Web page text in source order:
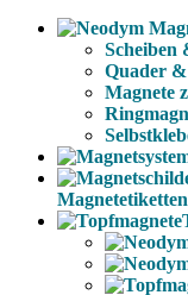
Scheiben
Quader
Magnete
Magnetetiketten